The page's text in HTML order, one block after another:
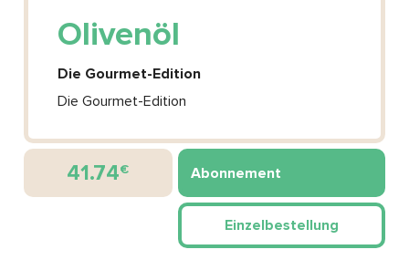
Olivenöl
Die Gourmet-Edition
Die Gourmet-Edition
41.74€ Abonnement
Einzelbestellung